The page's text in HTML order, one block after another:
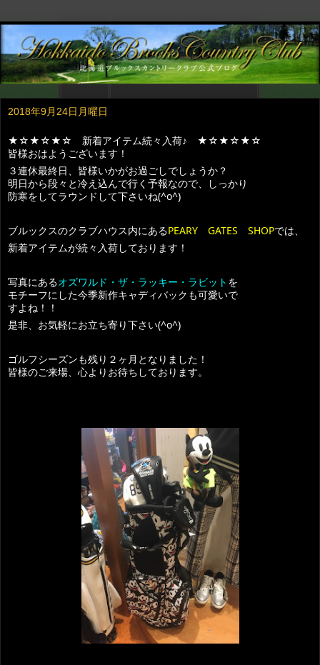
2018年9月24日月曜日
★☆★☆★☆ 新着アイテム続々入荷♪ ★☆★☆★☆
皆様おはようございます！
３連休最終日、皆様いかがお過ごしでしょうか？
明日から段々と冷え込んで行く予報なので、しっかり
防寒をしてラウンドして下さいね(^o^)
ブルックスのクラブハウス内にあるPEARY GATES SHOPでは、
新着アイテムが続々入荷しております！
写真にあるオズワルド・ザ・ラッキー・ラビット を
モチーフにした今季新作キャディバックも可愛いで
すよね！！
是非、お気軽にお立ち寄り下さい(^o^)
ゴルフシーズンも残り２ヶ月となりました！
皆様のご来場、心よりお待ちしております。